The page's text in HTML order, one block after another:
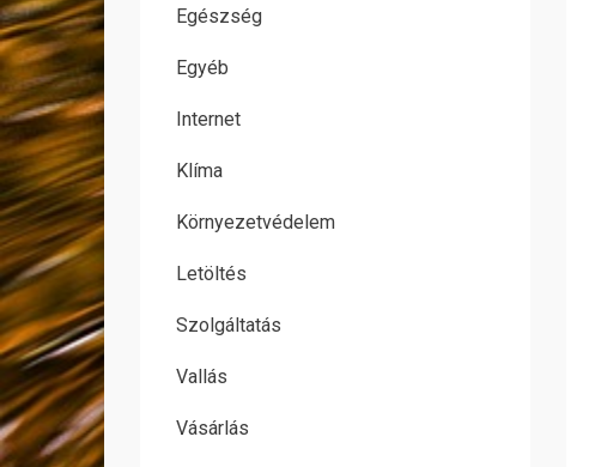
Egészség
Egyéb
Internet
Klíma
Környezetvédelem
Letöltés
Szolgáltatás
Vallás
Vásárlás